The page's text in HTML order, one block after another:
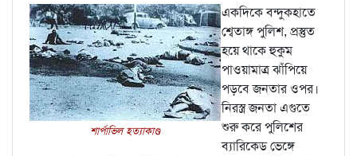
শার্পাভিল হত্যাকাণ্ড
একদিকে বন্দুকহাতে
শ্বেতাঙ্গ পুলিশ, প্রস্তুত
হয়ে থাকে হুকুম
পাওয়ামাত্র ঝাঁপিয়ে
পড়বে জনতার ওপর।
নিরস্ত্র জনতা এগুতে
শুরু করে পুলিশের
ব্যারিকেড ভেঙ্গে